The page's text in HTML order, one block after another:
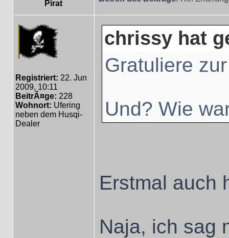
Pirat
Registriert: 22. Jun
2009, 10:11
BeitrÃ¤ge: 228
Wohnort: Ufering
neben dem Husqi-
Dealer
chrissy hat
Gratuliere
Und? Wie
Erstmal auch
Naja, ich sag